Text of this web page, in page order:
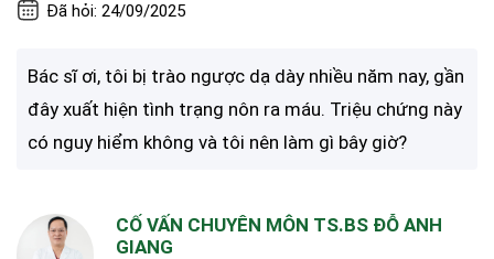
Đã hỏi: 24/09/2025
Bác sĩ ơi, tôi bị trào ngược dạ dày nhiều năm nay, gần
đây xuất hiện tình trạng nôn ra máu. Triệu chứng này
có nguy hiểm không và tôi nên làm gì bây giờ?
CỐ VẤN CHUYÊN MÔN TS.BS ĐỖ ANH
GIANG